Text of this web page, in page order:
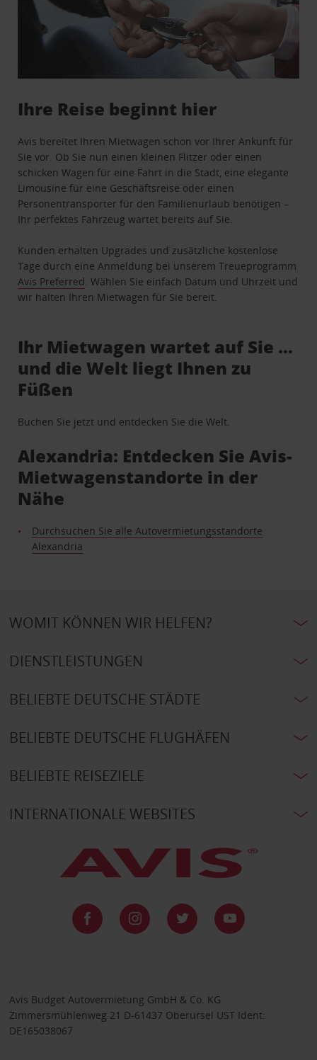
Ihre Reise beginnt hier
Avis bereitet Ihren Mietwagen schon vor Ihrer Ankunft für
Sie vor. Ob Sie nun einen kleinen Flitzer oder einen
schicken Wagen für eine Fahrt in die Stadt, eine elegante
Limousine für eine Geschäftsreise oder einen
Personentransporter für den Familienurlaub benötigen –
Ihr perfektes Fahrzeug wartet bereits auf Sie.
Kunden erhalten Upgrades und zusätzliche kostenlose
Tage durch eine Anmeldung bei unserem Treueprogramm
Avis Preferred . Wählen Sie einfach Datum und Uhrzeit und
wir halten Ihren Mietwagen für Sie bereit.
Ihr Mietwagen wartet auf Sie …
und die Welt liegt Ihnen zu
Füßen
Buchen Sie jetzt und entdecken Sie die Welt.
Alexandria: Entdecken Sie Avis-
Mietwagenstandorte in der
Nähe
Durchsuchen Sie alle Autovermietungsstandorte
Alexandria
WOMIT KÖNNEN WIR HELFEN?
DIENSTLEISTUNGEN
BELIEBTE DEUTSCHE STÄDTE
BELIEBTE DEUTSCHE FLUGHÄFEN
BELIEBTE REISEZIELE
INTERNATIONALE WEBSITES
Avis Budget Autovermietung GmbH & Co. KG
Zimmersmühlenweg 21 D-61437 Oberursel UST Ident:
DE165038067